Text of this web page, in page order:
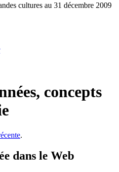
cultures au 31 décembre 2009
concepts
.
dans le Web